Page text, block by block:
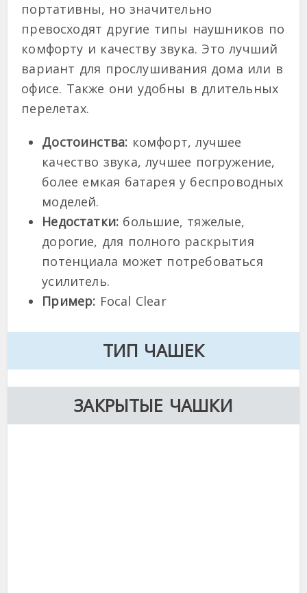
портативны, но значительно
превосходят другие типы наушников по
комфорту и качеству звука. Это лучший
вариант для прослушивания дома или в
офисе. Также они удобны в длительных
перелетах.
Достоинства: комфорт, лучшее
качество звука, лучшее погружение,
более емкая батарея у беспроводных
моделей.
Недостатки: большие, тяжелые,
дорогие, для полного раскрытия
потенциала может потребоваться
усилитель.
Пример: Focal Clear
ТИП ЧАШЕК
ЗАКРЫТЫЕ ЧАШКИ